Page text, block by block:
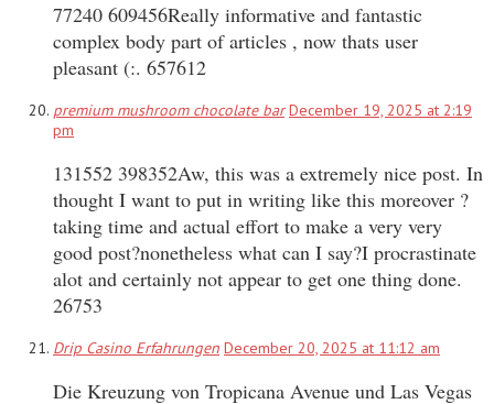
77240 609456Really informative and fantastic
complex body part of articles , now thats user
pleasant (:. 657612
premium mushroom chocolate bar December 19, 2025 at 2:19
pm
131552 398352Aw, this was a extremely nice post. In
thought I want to put in writing like this moreover ?
taking time and actual effort to make a very very
good post?nonetheless what can I say?I procrastinate
alot and certainly not appear to get one thing done.
26753
Drip Casino Erfahrungen December 20, 2025 at 11:12 am
Die Kreuzung von Tropicana Avenue und Las Vegas